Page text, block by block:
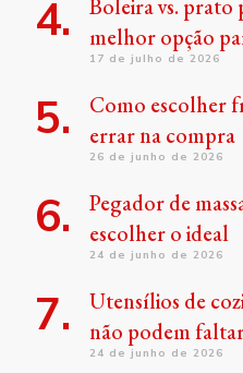
Boleira vs. prato
melhor opção
17 de julho de 2026
Como escolher
errar na compra
26 de junho de 2026
Pegador de
escolher o ideal
24 de junho de 2026
Utensílios de
não podem
24 de junho de 2026